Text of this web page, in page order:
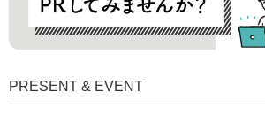
PRESENT & EVENT